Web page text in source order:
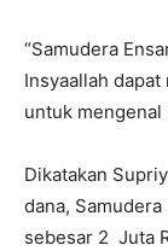
“Samudera
Insyaallah
untuk mengenal
Dikatakan
dana,
sebesar 2 Juta